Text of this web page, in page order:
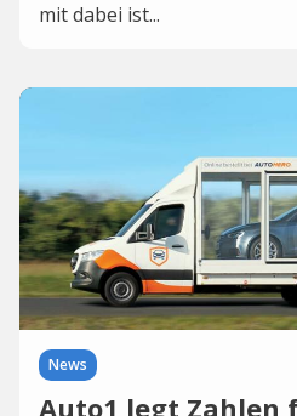
mit dabei ist...
News
Auto1 legt Zahlen